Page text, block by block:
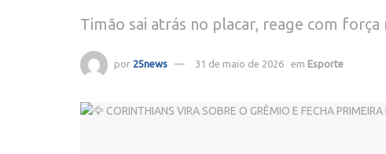
Timão sai atrás no placar, reage com
por 25news 31 de maio de 2026 em Esporte